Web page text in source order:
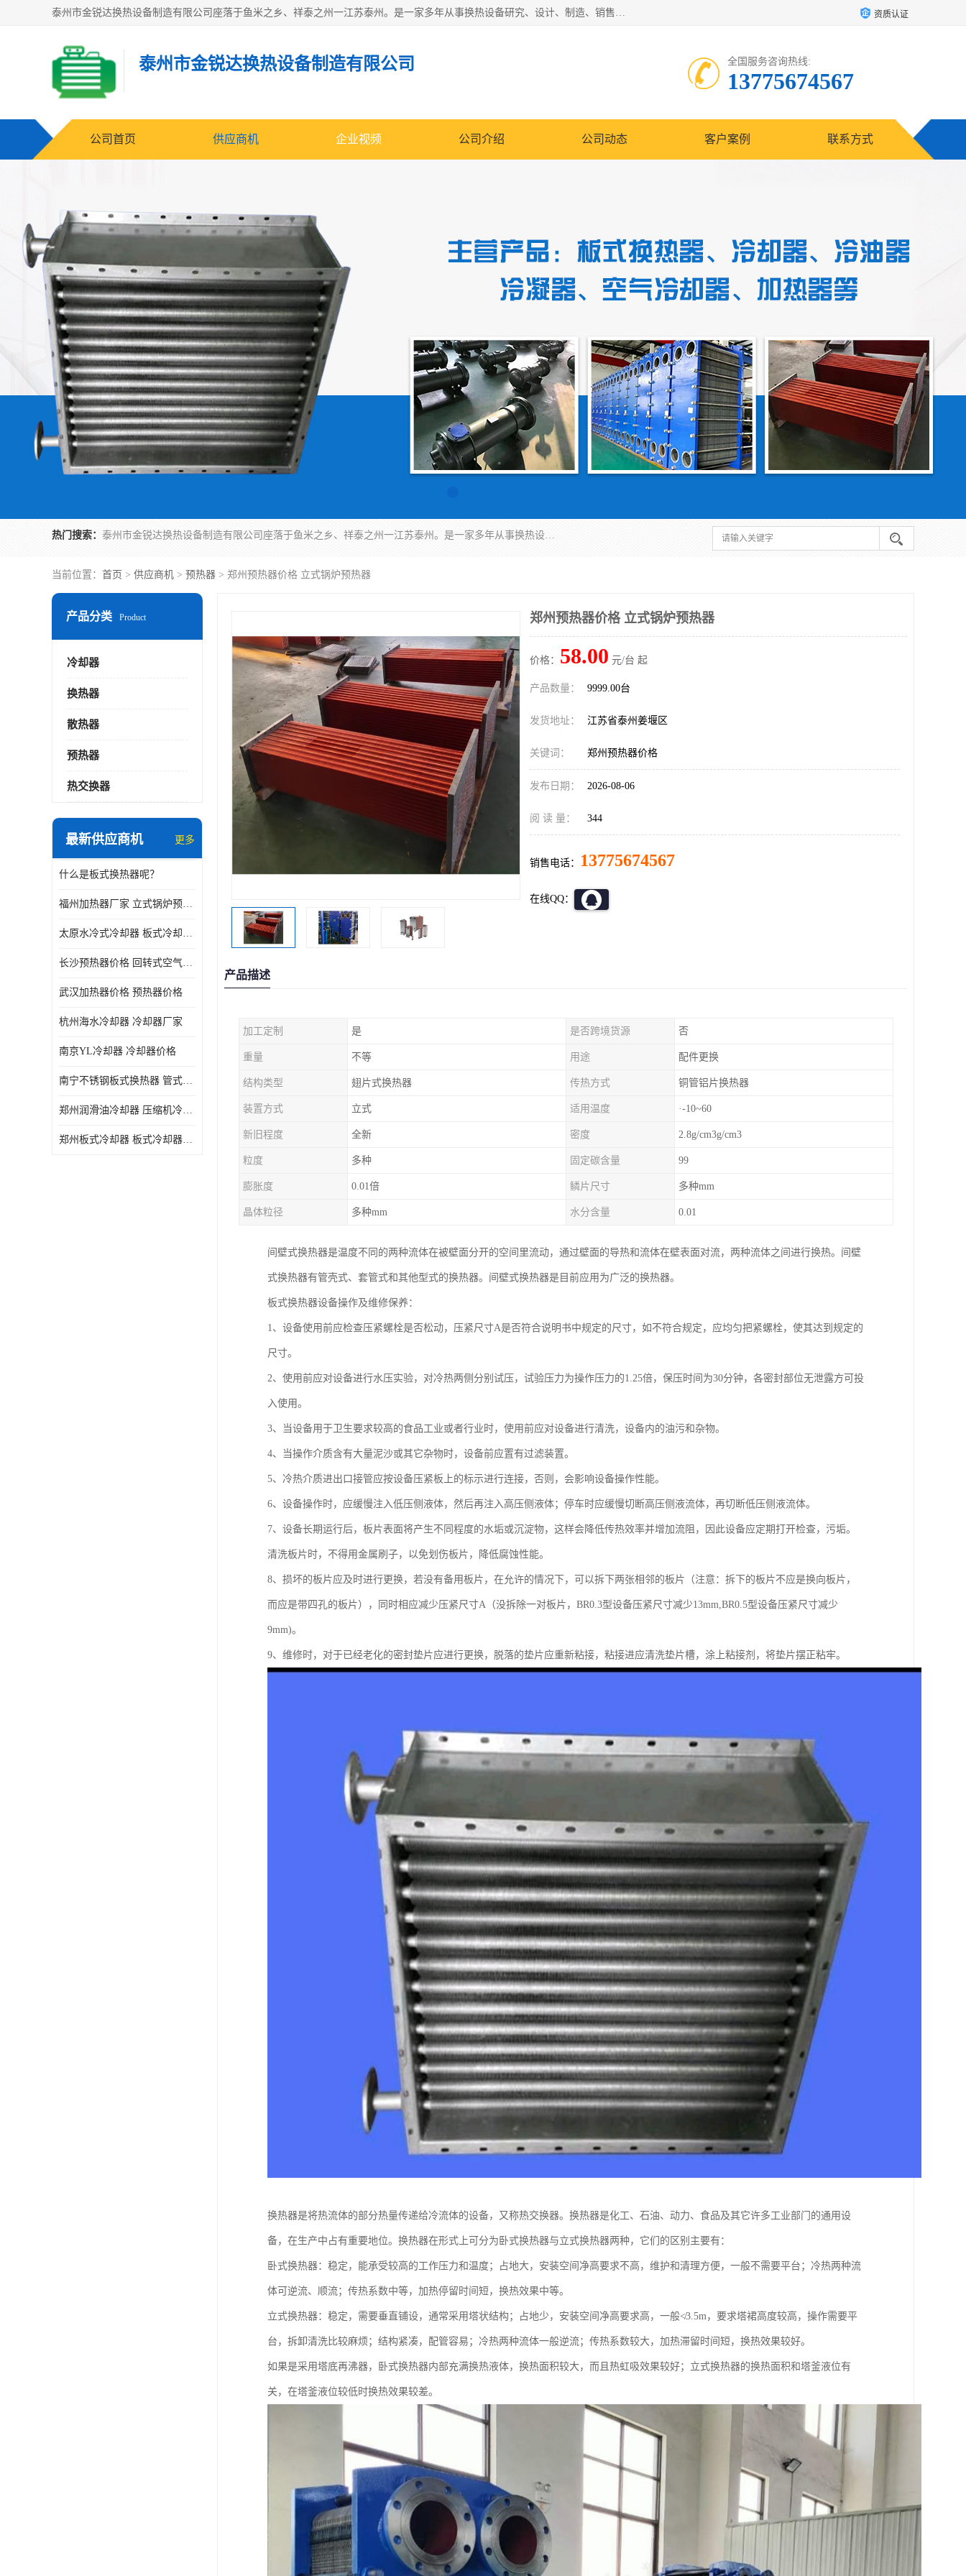
泰州市金锐达换热设备制造有限公司座落于鱼米之乡、祥泰之州一江苏泰州。是一家多年从事换热设备研究、设计、制造、销售、服务于一体的生产企业。 资质认证
泰州市金锐达换热设备制造有限公司 全国服务咨询热线:
13775674567
公司首页 供应商机 企业视频 公司介绍 公司动态 客户案例 联系方式
热门搜索： 泰州市金锐达换热设备制造有限公司座落于鱼米之乡、祥泰之州一江苏泰州。是一家多年从事换热设备研究、设计、制造、销售、服务于一体的生产企业。
当前位置： 首页 > 供应商机 > 预热器 > 郑州预热器价格 立式锅炉预热器
产品分类 Product
冷却器
换热器
散热器
预热器
热交换器
最新供应商机 更多
什么是板式换热器呢？
福州加热器厂家 立式锅炉预热器
太原水冷式冷却器 板式冷却器厂家
长沙预热器价格 回转式空气预热器
武汉加热器价格 预热器价格
杭州海水冷却器 冷却器厂家
南京YL冷却器 冷却器价格
南宁不锈钢板式换热器 管式空气预热加工定制
郑州润滑油冷却器 压缩机冷却器
郑州板式冷却器 板式冷却器厂家
郑州预热器价格 立式锅炉预热器
价格： 58.00 元/台 起
产品数量： 9999.00台
发货地址： 江苏省泰州姜堰区
关键词： 郑州预热器价格
发布日期： 2026-08-06
阅 读 量： 344
销售电话： 13775674567
在线QQ：
产品描述
加工定制 是 是否跨境货源 否
重量 不等 用途 配件更换
结构类型 翅片式换热器 传热方式 铜管铝片换热器
装置方式 立式 适用温度 ·-10~60
新旧程度 全新 密度 2.8g/cm3g/cm3
粒度 多种 固定碳含量 99
膨胀度 0.01倍 鳞片尺寸 多种mm
晶体粒径 多种mm 水分含量 0.01
间壁式换热器是温度不同的两种流体在被壁面分开的空间里流动，通过壁面的导热和流体在壁表面对流，两种流体之间进行换热。间壁
式换热器有管壳式、套管式和其他型式的换热器。间壁式换热器是目前应用为广泛的换热器。
板式换热器设备操作及维修保养：
1、设备使用前应检查压紧螺栓是否松动，压紧尺寸A是否符合说明书中规定的尺寸，如不符合规定，应均匀把紧螺栓，使其达到规定的
尺寸。
2、使用前应对设备进行水压实验，对冷热两侧分别试压，试验压力为操作压力的1.25倍，保压时间为30分钟，各密封部位无泄露方可投
入使用。
3、当设备用于卫生要求较高的食品工业或者行业时，使用前应对设备进行清洗，设备内的油污和杂物。
4、当操作介质含有大量泥沙或其它杂物时，设备前应置有过滤装置。
5、冷热介质进出口接管应按设备压紧板上的标示进行连接，否则，会影响设备操作性能。
6、设备操作时，应缓慢注入低压侧液体，然后再注入高压侧液体；停车时应缓慢切断高压侧液流体，再切断低压侧液流体。
7、设备长期运行后，板片表面将产生不同程度的水垢或沉淀物，这样会降低传热效率并增加流阻，因此设备应定期打开检查，污垢。
清洗板片时，不得用金属刷子，以免划伤板片，降低腐蚀性能。
8、损坏的板片应及时进行更换，若没有备用板片，在允许的情况下，可以拆下两张相邻的板片（注意：拆下的板片不应是换向板片，
而应是带四孔的板片），同时相应减少压紧尺寸A（没拆除一对板片，BR0.3型设备压紧尺寸减少13mm,BR0.5型设备压紧尺寸减少
9mm)。
9、维修时，对于已经老化的密封垫片应进行更换，脱落的垫片应重新粘接，粘接进应清洗垫片槽，涂上粘接剂，将垫片摆正粘牢。
换热器是将热流体的部分热量传递给冷流体的设备，又称热交换器。换热器是化工、石油、动力、食品及其它许多工业部门的通用设
备，在生产中占有重要地位。换热器在形式上可分为卧式换热器与立式换热器两种，它们的区别主要有：
卧式换热器：稳定，能承受较高的工作压力和温度；占地大，安装空间净高要求不高，维护和清理方便，一般不需要平台；冷热两种流
体可逆流、顺流；传热系数中等，加热停留时间短，换热效果中等。
立式换热器：稳定，需要垂直铺设，通常采用塔状结构；占地少，安装空间净高要求高，一般≮3.5m，要求塔裙高度较高，操作需要平
台，拆卸清洗比较麻烦；结构紧凑，配管容易；冷热两种流体一般逆流；传热系数较大，加热滞留时间短，换热效果较好。
如果是采用塔底再沸器，卧式换热器内部充满换热液体，换热面积较大，而且热虹吸效果较好；立式换热器的换热面积和塔釜液位有
关，在塔釜液位较低时换热效果较差。